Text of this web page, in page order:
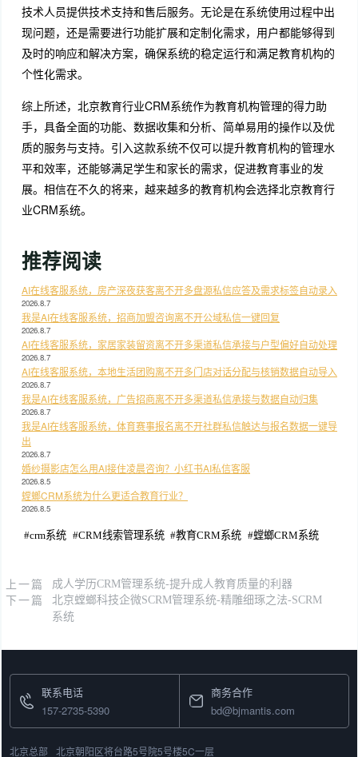
技术人员提供技术支持和售后服务。无论是在系统使用过程中出
现问题，还是需要进行功能扩展和定制化需求，用户都能够得到
及时的响应和解决方案，确保系统的稳定运行和满足教育机构的
个性化需求。
综上所述，北京教育行业CRM系统作为教育机构管理的得力助
手，具备全面的功能、数据收集和分析、简单易用的操作以及优
质的服务与支持。引入这款系统不仅可以提升教育机构的管理水
平和效率，还能够满足学生和家长的需求，促进教育事业的发
展。相信在不久的将来，越来越多的教育机构会选择北京教育行
业CRM系统。
推荐阅读
AI在线客服系统，房产深夜获客离不开多盘源私信应答及需求标签自动录入
2026.8.7
我是AI在线客服系统，招商加盟咨询离不开公域私信一键回复
2026.8.7
AI在线客服系统，家居家装留资离不开多渠道私信承接与户型偏好自动处理
2026.8.7
AI在线客服系统，本地生活团购离不开多门店对话分配与核销数据自动导入
2026.8.7
我是AI在线客服系统，广告招商离不开多渠道私信承接与数据自动归集
2026.8.7
我是AI在线客服系统，体育赛事报名离不开社群私信触达与报名数据一键导
出
2026.8.7
婚纱摄影店怎么用AI接住凌晨咨询？小红书AI私信客服
2026.8.5
螳螂CRM系统为什么更适合教育行业？
2026.8.5
#crm系统 #CRM线索管理系统 #教育CRM系统 #螳螂CRM系统
上一篇 成人学历CRM管理系统-提升成人教育质量的利器
下一篇
北京螳螂科技企微SCRM管理系统-精雕细琢之法-SCRM
系统
联系电话
157-2735-5390
商务合作
bd@bjmantis.com
北京总部 北京朝阳区将台路5号院5号楼5C一层